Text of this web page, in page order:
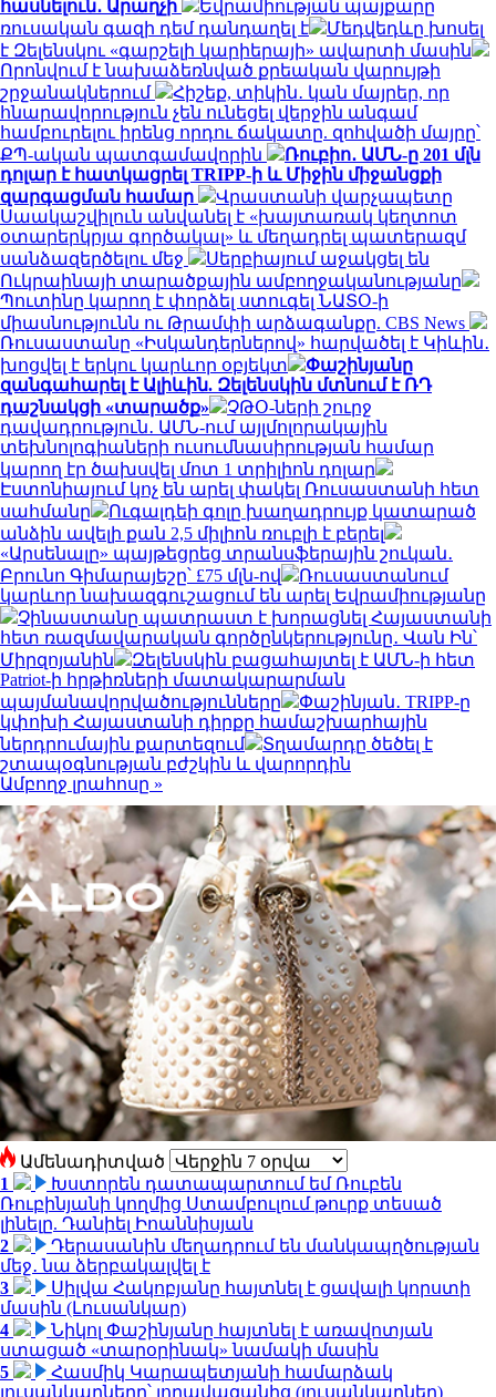
հասնելուն․ Արաղչի
Եվրամիության պայքարը
ռուսական գազի դեմ դանդաղել է
Մեդվեդևը խոսել
է Զելենսկու «գարշելի կարիերայի» ավարտի մասին
Որոնվում է նախաձեռնված քրեական վարույթի
շրջանակներում
Հիշեք, տիկին․ կան մայրեր, որ
հնարավորություն չեն ունեցել վերջին անգամ
համբուրելու իրենց որդու ճակատը. զոհվածի մայրը՝
ՔՊ-ական պատգամավորին
Ռուբիո․ ԱՄՆ-ը 201 մլն
դոլար է հատկացրել TRIPP-ի և Միջին միջանցքի
զարգացման համար
Վրաստանի վարչապետը
Սաակաշվիլուն անվանել է «խայտառակ կեղտոտ
օտարերկրյա գործակալ» և մեղադրել պատերազմ
սանձազերծելու մեջ
Սերբիայում աջակցել են
Ուկրաինայի տարածքային ամբողջականությանը
Պուտինը կարող է փորձել ստուգել ՆԱՏՕ-ի
միասնությունն ու Թրամփի արձագանքը. CBS News
Ռուսաստանը «Իսկանդերներով» հարվածել է Կիևին․
խոցվել է երկու կարևոր օբյեկտ
Փաշինյանը
զանգահարել է Ալիևին. Զելենսկին մտնում է ՌԴ
դաշնակցի «տարածք»
ՉԹՕ-ների շուրջ
դավադրություն․ ԱՄՆ-ում այլմոլորակային
տեխնոլոգիաների ուսումնասիրության համար
կարող էր ծախսվել մոտ 1 տրիլիոն դոլար
Էստոնիայում կոչ են արել փակել Ռուսաստանի հետ
սահմանը
Ուգալդեի գոլը խաղադրույք կատարած
անձին ավելի քան 2,5 միլիոն ռուբլի է բերել
«Արսենալը» պայթեցրեց տրանսֆերային շուկան․
Բրունո Գիմարայեշը՝ £75 մլն-ով
Ռուսաստանում
կարևոր նախազգուշացում են արել Եվրամիությանը
Չինաստանը պատրաստ է խորացնել Հայաստանի
հետ ռազմավարական գործընկերությունը․ Վան Ին՝
Միրզոյանին
Զելենսկին բացահայտել է ԱՄՆ-ի հետ
Patriot-ի հրթիռների մատակարարման
պայմանավորվածությունները
Փաշինյան․ TRIPP-ը
կփոխի Հայաստանի դիրքը համաշխարհային
ներդրումային քարտեզում
Տղամարդը ծեծել է
շտապօգնության բժշկին և վարորդին
Ամբողջ լրահոսը »
Ամենադիտված
1
Խստորեն դատապարտում եմ Ռուբեն
Ռուբինյանի կողմից Ստամբուլում թուրք տեսած
լինելը. Դանիել Իոաննիսյան
2
Դերասանին մեղադրում են մանկապղծության
մեջ․ նա ձերբակալվել է
3
Սիլվա Հակոբյանը հայտնել է ցավալի կորստի
մասին (Լուսանկար)
4
Նիկոլ Փաշինյանը հայտնել է առավոտյան
ստացած «տարօրինակ» նամակի մասին
5
Հասմիկ Կարապետյանի համարձակ
լուսանկարները՝ լողավազանից (լուսանկարներ)